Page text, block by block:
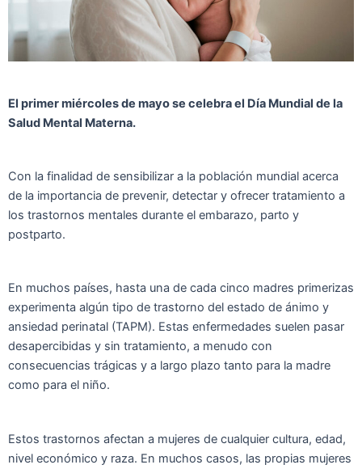
El primer miércoles de mayo se celebra el Día Mundial de la
Salud Mental Materna.
Con la finalidad de sensibilizar a la población mundial acerca
de la importancia de prevenir, detectar y ofrecer tratamiento a
los trastornos mentales durante el embarazo, parto y
postparto.
En muchos países, hasta una de cada cinco madres primerizas
experimenta algún tipo de trastorno del estado de ánimo y
ansiedad perinatal (TAPM). Estas enfermedades suelen pasar
desapercibidas y sin tratamiento, a menudo con
consecuencias trágicas y a largo plazo tanto para la madre
como para el niño.
Estos trastornos afectan a mujeres de cualquier cultura, edad,
nivel económico y raza. En muchos casos, las propias mujeres